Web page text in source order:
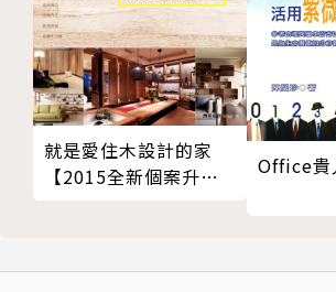
★「Danny & Company」在素有台灣
鄧有癸主導下，以自創「熟成」的做
達到巔峰，釋放出極致美味。台北米
ny Steakhouse」，亦是鄧師傅的新
的水準堪稱台灣第一。
定，光環十足也倍受矚目，烹調的風
CH06. 日本料理──本膳、懷石、會
理主導
謙安和──力行極簡哲學的純日式無菜
澟割烹──十足掌握食材特性， 完美
房！
祥雲龍吟──如一流地景建築般真心
就是愛住木設計的家
【2015全新個案升級
Office貴